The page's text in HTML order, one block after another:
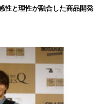
と理性が融合した商品開発